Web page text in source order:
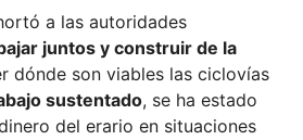
a las autoridades
juntos y construir de la
dónde son viables las ciclovías
sustentado, se ha estado
del erario en situaciones